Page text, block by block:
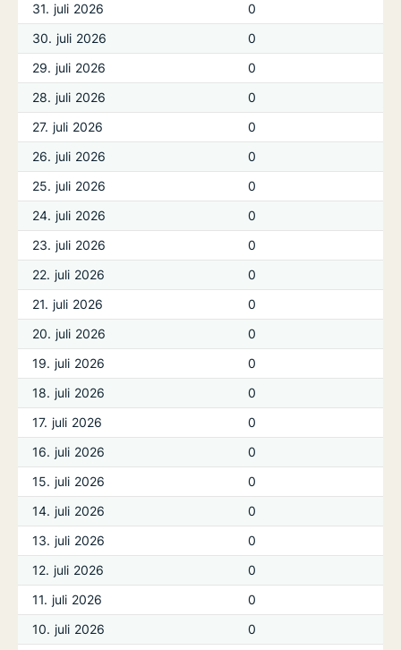
31. juli 2026
0
30. juli 2026
0
29. juli 2026
0
28. juli 2026
0
27. juli 2026
0
26. juli 2026
0
25. juli 2026
0
24. juli 2026
0
23. juli 2026
0
22. juli 2026
0
21. juli 2026
0
20. juli 2026
0
19. juli 2026
0
18. juli 2026
0
17. juli 2026
0
16. juli 2026
0
15. juli 2026
0
14. juli 2026
0
13. juli 2026
0
12. juli 2026
0
11. juli 2026
0
10. juli 2026
0